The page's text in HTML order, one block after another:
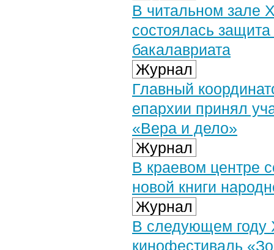
В читальном зале
состоялась защита
бакалавриата
Журнал
Главный
епархии принял
«Вера и дело»
Журнал
В краевом центре
новой книги
Журнал
В следующем году
кинофестиваль